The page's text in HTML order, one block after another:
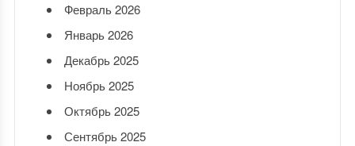
Февраль 2026
Январь 2026
Декабрь 2025
Ноябрь 2025
Октябрь 2025
Сентябрь 2025